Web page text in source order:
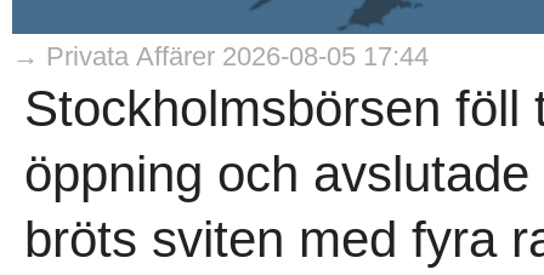
→ Privata Affärer 2026-08-05 17:44
Stockholmsbörsen föll
öppning och
bröts sviten med fyra